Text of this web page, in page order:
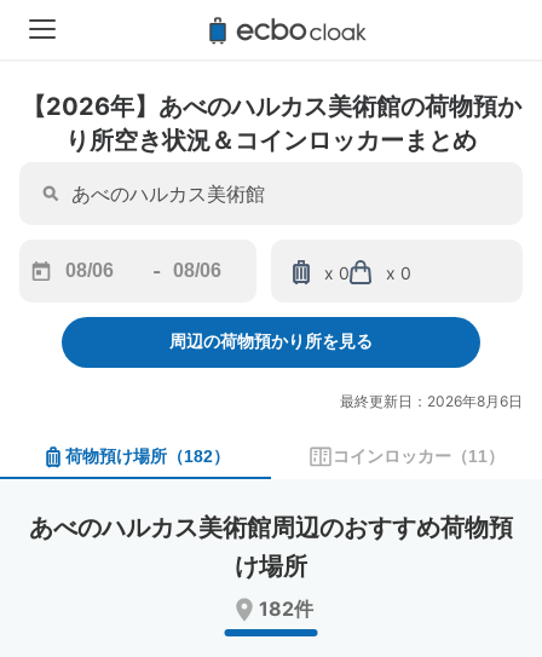
【2026年】あべのハルカス美術館の荷物預か
り所空き状況＆コインロッカーまとめ
forward
interact
calendar
and
a
date.
-
backward
to
interact
and
a
date.
question
x 0 x 0
周辺の荷物預かり所を見る
最終更新日：2026年8月6日
荷物預け場所 （182） コインロッカー （11）
あべのハルカス美術館周辺のおすすめ荷物預
け場所
182件